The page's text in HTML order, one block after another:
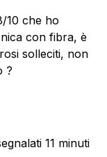
10 che ho
con fibra, è
solleciti, non
?
11 minuti